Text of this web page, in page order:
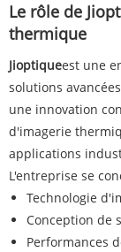
Le rôle de
thermique
Jioptiqueest une
solutions
une innovation
d'imagerie
applications
L'entreprise se
Technologie
Conception de
Performances